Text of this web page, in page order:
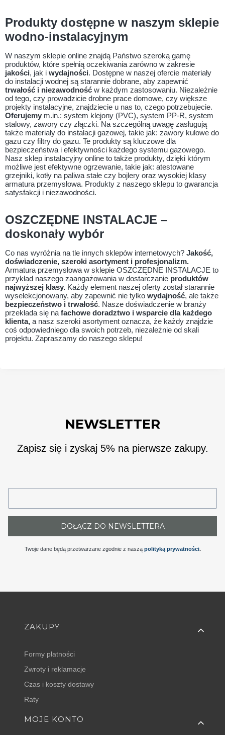
Produkty dostępne w naszym sklepie
wodno-instalacyjnym
W naszym sklepie online znajdą Państwo szeroką gamę
produktów, które spełnią oczekiwania zarówno w zakresie
jakości, jak i wydajności. Dostępne w naszej ofercie materiały
do instalacji wodnej są starannie dobrane, aby zapewnić
trwałość i niezawodność w każdym zastosowaniu. Niezależnie
od tego, czy prowadzicie drobne prace domowe, czy większe
projekty instalacyjne, znajdziecie u nas to, czego potrzebujecie.
Oferujemy m.in.: system klejony (PVC), system PP-R, system
stalowy, zawory czy złączki. Na szczególną uwagę zasługują
także materiały do instalacji gazowej, takie jak: zawory kulowe do
gazu czy filtry do gazu. Te produkty są kluczowe dla
bezpieczeństwa i efektywności każdego systemu gazowego.
Nasz sklep instalacyjny online to także produkty, dzięki którym
możliwe jest efektywne ogrzewanie, takie jak: atestowane
grzejniki, kotły na paliwa stałe czy bojlery oraz wysokiej klasy
armatura przemysłowa. Produkty z naszego sklepu to gwarancja
satysfakcji i niezawodności.
OSZCZĘDNE INSTALACJE –
doskonały wybór
Co nas wyróżnia na tle innych sklepów internetowych? Jakość,
doświadczenie, szeroki asortyment i profesjonalizm.
Armatura przemysłowa w sklepie OSZCZĘDNE INSTALACJE to
przykład naszego zaangażowania w dostarczanie produktów
najwyższej klasy. Każdy element naszej oferty został starannie
wyselekcjonowany, aby zapewnić nie tylko wydajność, ale także
bezpieczeństwo i trwałość. Nasze doświadczenie w branży
przekłada się na fachowe doradztwo i wsparcie dla każdego
klienta, a nasz szeroki asortyment oznacza, że każdy znajdzie
coś odpowiedniego dla swoich potrzeb, niezależnie od skali
projektu. Zapraszamy do naszego sklepu!
NEWSLETTER
Zapisz się i zyskaj 5% na pierwsze zakupy.
DOŁĄCZ DO NEWSLETTERA
Twoje dane będą przetwarzane zgodnie z naszą polityką prywatności.
Linki w stopce
ZAKUPY
Formy płatności
Zwroty i reklamacje
Czas i koszty dostawy
Raty
MOJE KONTO